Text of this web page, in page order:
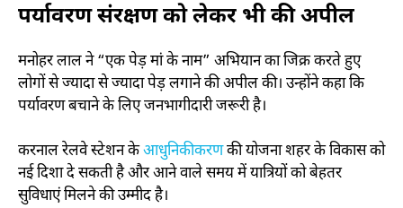
पर्यावरण संरक्षण को लेकर भी की अपील
मनोहर लाल ने “एक पेड़ मां के नाम” अभियान का जिक्र करते हुए
लोगों से ज्यादा से ज्यादा पेड़ लगाने की अपील की। उन्होंने कहा कि
पर्यावरण बचाने के लिए जनभागीदारी जरूरी है।
करनाल रेलवे स्टेशन केआधुनिकीकरणकी योजना शहर के विकास को
नई दिशा दे सकती है और आने वाले समय में यात्रियों को बेहतर
सुविधाएं मिलने की उम्मीद है।